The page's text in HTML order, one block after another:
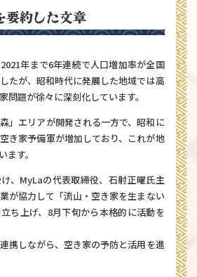
要約した文章
年まで6年連続で人口増加率が全国
たが、昭和時代に発展した地域では高
問題が徐々に深刻化しています。
」エリアが開発される一方で、昭和に
き家予備軍が増加しており、これが地
ます。
、MyLaの代表取締役、石射正曜氏主
が協力して「流山・空き家を生まない
ち上げ、8月下旬から本格的に活動を
携しながら、空き家の予防と活用を進